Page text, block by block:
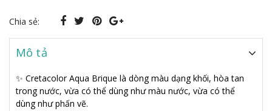
Chia sẻ:
Mô tả
✨ Cretacolor Aqua Brique là dòng màu dạng khối, hòa tan
trong nước, vừa có thể dùng như màu nước, vừa có thể
dùng như phấn vẽ.